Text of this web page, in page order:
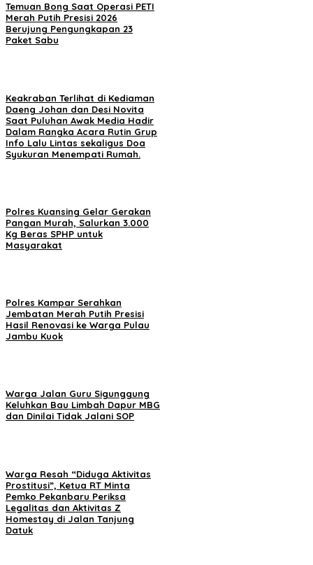
Temuan Bong Saat Operasi PETI
Merah Putih Presisi 2026
Berujung Pengungkapan 23
Paket Sabu
Keakraban Terlihat di Kediaman
Daeng Johan dan Desi Novita
Saat Puluhan Awak Media Hadir
Dalam Rangka Acara Rutin Grup
Info Lalu Lintas sekaligus Doa
Syukuran Menempati Rumah.
Polres Kuansing Gelar Gerakan
Pangan Murah, Salurkan 3.000
Kg Beras SPHP untuk
Masyarakat
Polres Kampar Serahkan
Jembatan Merah Putih Presisi
Hasil Renovasi ke Warga Pulau
Jambu Kuok
Warga Jalan Guru Sigunggung
Keluhkan Bau Limbah Dapur MBG
dan Dinilai Tidak Jalani SOP
Warga Resah “Diduga Aktivitas
Prostitusi”, Ketua RT Minta
Pemko Pekanbaru Periksa
Legalitas dan Aktivitas Z
Homestay di Jalan Tanjung
Datuk